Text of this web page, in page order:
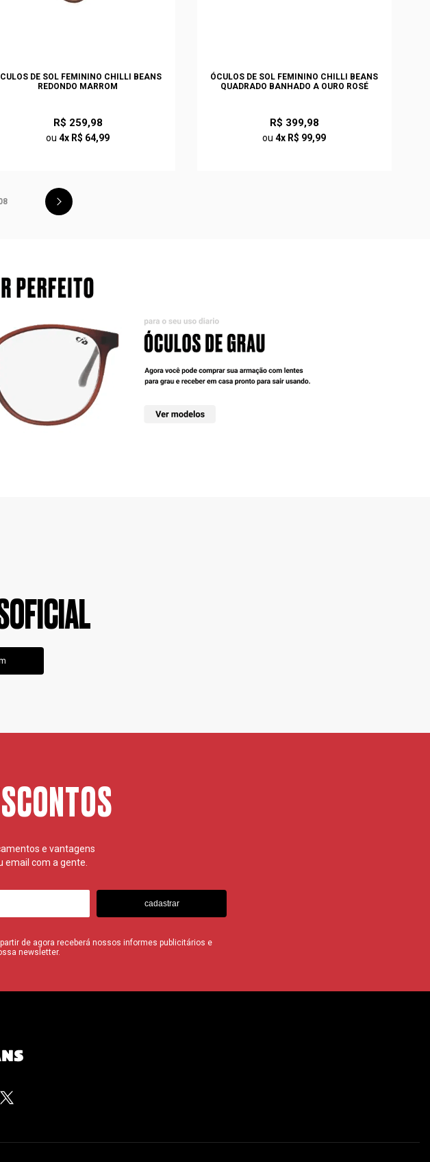
DE SOL FEMININO CHILLI BEANS
REDONDO MARROM
R$ 259,98
ou4x R$ 64,99
ÓCULOS DE SOL FEMININO CHILLI BEANS
QUADRADO BANHADO A OURO ROSÉ
R$ 399,98
ou4x R$ 99,99
e vantagens
email com a gente.
cadastrar
de agora receberá nossos informes publicitários e
newsletter.